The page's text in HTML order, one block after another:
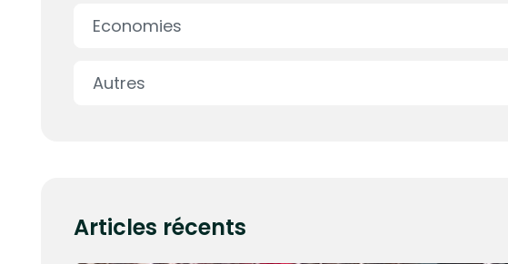
Economies
Autres
Articles récents